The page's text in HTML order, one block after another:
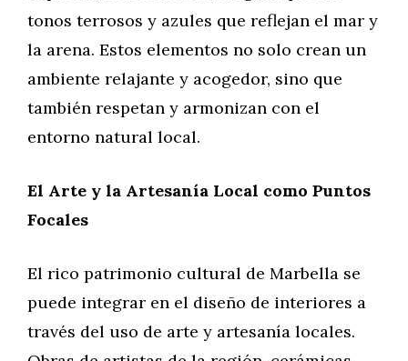
tonos terrosos y azules que reflejan el mar y
la arena. Estos elementos no solo crean un
ambiente relajante y acogedor, sino que
también respetan y armonizan con el
entorno natural local.
El Arte y la Artesanía Local como Puntos
Focales
El rico patrimonio cultural de Marbella se
puede integrar en el diseño de interiores a
través del uso de arte y artesanía locales.